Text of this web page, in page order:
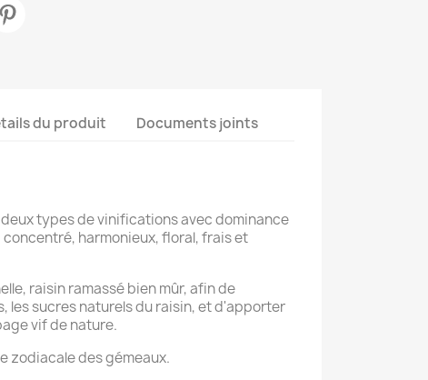
du produit Documents joints
types de vinifications avec dominance
concentré, harmonieux, floral, frais et
raisin ramassé bien mûr, afin de
les sucres naturels du raisin, et d'apporter
vif de nature.
zodiacale des gémeaux.